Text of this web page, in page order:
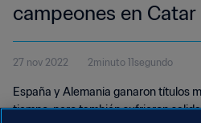
campeones en Catar
27 nov 2022 2minuto 11segundo
España y Alemania ganaron títulos
tiempo, pero también sufrieron